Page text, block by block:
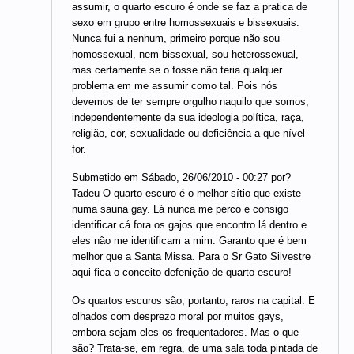
assumir, o quarto escuro é onde se faz a pratica de
sexo em grupo entre homossexuais e bissexuais.
Nunca fui a nenhum, primeiro porque não sou
homossexual, nem bissexual, sou heterossexual,
mas certamente se o fosse não teria qualquer
problema em me assumir como tal. Pois nós
devemos de ter sempre orgulho naquilo que somos,
independentemente da sua ideologia política, raça,
religião, cor, sexualidade ou deficiência a que nível
for.
Submetido em Sábado, 26/06/2010 - 00:27 por?
Tadeu O quarto escuro é o melhor sítio que existe
numa sauna gay. Lá nunca me perco e consigo
identificar cá fora os gajos que encontro lá dentro e
eles não me identificam a mim. Garanto que é bem
melhor que a Santa Missa. Para o Sr Gato Silvestre
aqui fica o conceito defenição de quarto escuro!
Os quartos escuros são, portanto, raros na capital. E
olhados com desprezo moral por muitos gays,
embora sejam eles os frequentadores. Mas o que
são? Trata-se, em regra, de uma sala toda pintada de